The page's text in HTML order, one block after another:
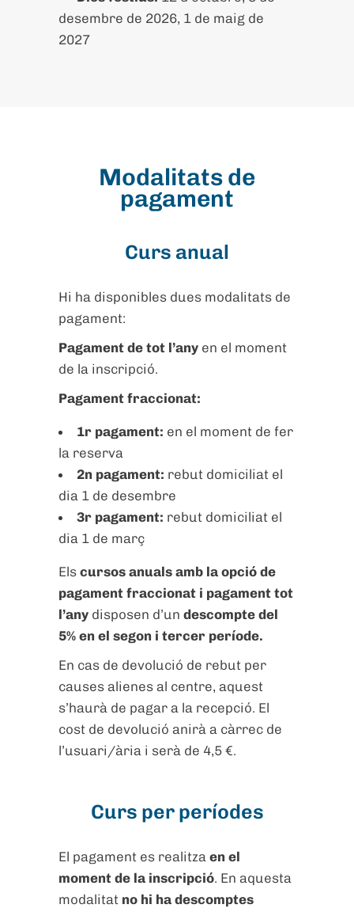
desembre de 2026, 1 de maig de
2027
Modalitats de
pagament
Curs anual
Hi ha disponibles dues modalitats de
pagament:
Pagament de tot l’any en el moment
de la inscripció.
Pagament fraccionat:
1r pagament: en el moment de fer
la reserva
2n pagament: rebut domiciliat el
dia 1 de desembre
3r pagament: rebut domiciliat el
dia 1 de març
Els cursos anuals amb la opció de
pagament fraccionat i pagament tot
l’any disposen d’un descompte del
5% en el segon i tercer període.
En cas de devolució de rebut per
causes alienes al centre, aquest
s’haurà de pagar a la recepció. El
cost de devolució anirà a càrrec de
l’usuari/ària i serà de 4,5 €.
Curs per períodes
El pagament es realitza en el
moment de la inscripció. En aquesta
modalitat no hi ha descomptes